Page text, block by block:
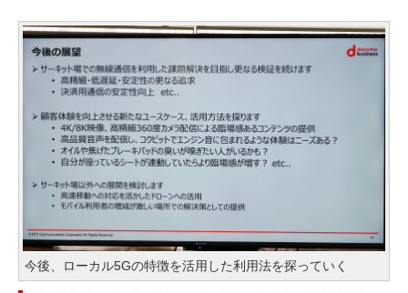
今後、ローカル5Gの特徴を活用した利用法を探っていく